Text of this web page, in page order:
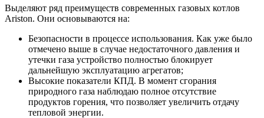
Выделяют ряд преимуществ современных газовых котлов
Ariston. Они основываются на:
Безопасности в процессе использования. Как уже было
отмечено выше в случае недостаточного давления и
утечки газа устройство полностью блокирует
дальнейшую эксплуатацию агрегатов;
Высокие показатели КПД. В момент сгорания
природного газа наблюдаю полное отсутствие
продуктов горения, что позволяет увеличить отдачу
тепловой энергии.